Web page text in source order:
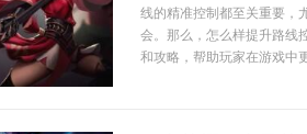
线的精准控制都至关重要，
会。那么，怎么样提升路线
和攻略，帮助玩家在游戏中